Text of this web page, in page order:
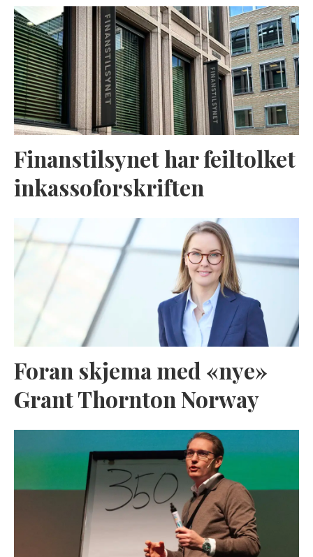
Finanstilsynet har feiltolket
inkassoforskriften
Foran skjema med «nye»
Grant Thornton Norway